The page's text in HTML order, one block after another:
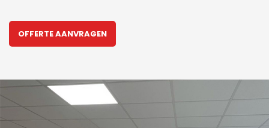
OFFERTE AANVRAGEN